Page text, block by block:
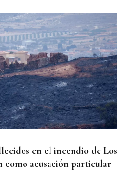
en el incendio de Los
como acusación particular